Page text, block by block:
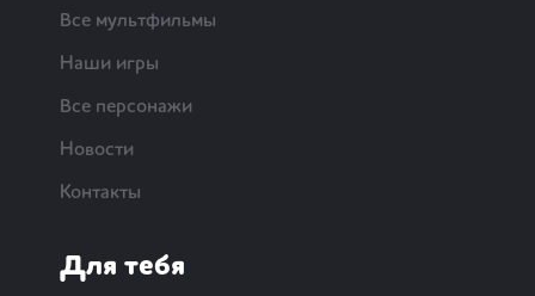
Все мультфильмы
Наши игры
Все персонажи
Новости
Контакты
Для тебя